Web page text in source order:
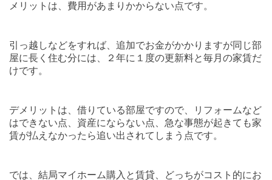
メリットは、費用があまりかからない点です。
引っ越しなどをすれば、追加でお金がかかりますが同じ部
屋に長く住む分には、２年に１度の更新料と毎月の家賃だ
けです。
デメリットは、借りている部屋ですので、リフォームなど
はできない点、資産にならない点、急な事態が起きても家
賃が払えなかったら追い出されてしまう点です。
では、結局マイホーム購入と賃貸、どっちがコスト的にお